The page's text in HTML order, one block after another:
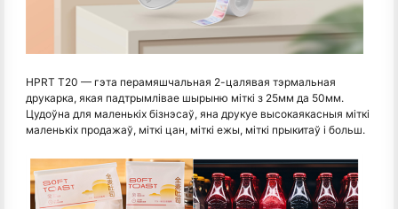
HPRT T20 — гэта перамяшчальная 2-цалявая тэрмальная
друкарка, якая падтрымлівае шырыню міткі з 25мм да 50мм.
Цудоўна для маленькіх бізнэсаў, яна друкуе высокаякасныя міткі
маленькіх продажаў, міткі цан, міткі ежы, міткі прыкитаў і больш.